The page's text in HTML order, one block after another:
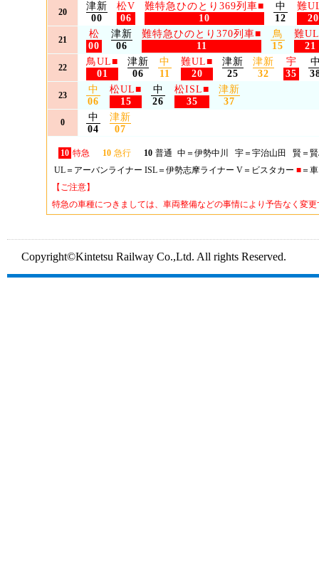
20
津新
00
松V
06
難特急ひのとり369列車■
10
中
12
難
20
21
松
00
津新
06
難特急ひのとり370列車■
11
鳥
15
難UL
21
22
鳥UL■
01
津新
06
中
11
難UL■
20
津新
25
津新
32
宇
35
23
中
06
松UL■
15
中
26
松ISL■
35
津新
37
0
中
04
津新
07
10 特急 10 急行 10 普通 中＝伊勢中川 宇＝宇治山田 賢＝
UL＝アーバンライナー ISL＝伊勢志摩ライナー V＝ビスタカー ■ ＝
【ご注意】
特急の車種につきましては、車両整備などの事情により予告なく変